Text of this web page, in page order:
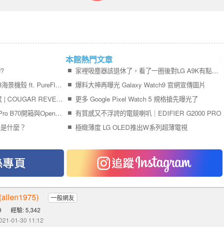
效能、價格我都要！君主 TG3海景機殼 ft. PureFlow ARGB 水冷散熱器
【開箱】平價8K三模輕量滑鼠 | COUGAR REVENGER PRO 8K
最平價32GB顯卡：Intel Arc Pro B70開箱與OpenClaw龍蝦使用心得
什麼？
本館熱門文章
家裡吸塵器該退休了，看了一圈後對LG A9K有點心動
爆料大神再曝光 Galaxy Watch9 官網宣傳圖片
更多 Google Pixel Watch 5 規格搶先曝光了
有質感又不浮誇的電競喇叭｜EDIFIER G2000 PRO
極緻薄度 LG OLED推出W系列超薄電視
(allen1975)
一般網友
經驗: 5,342
01-30 11:12